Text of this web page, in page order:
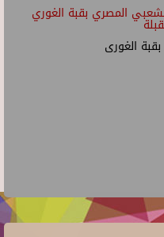
المصري بقبة الغوري
الغورى